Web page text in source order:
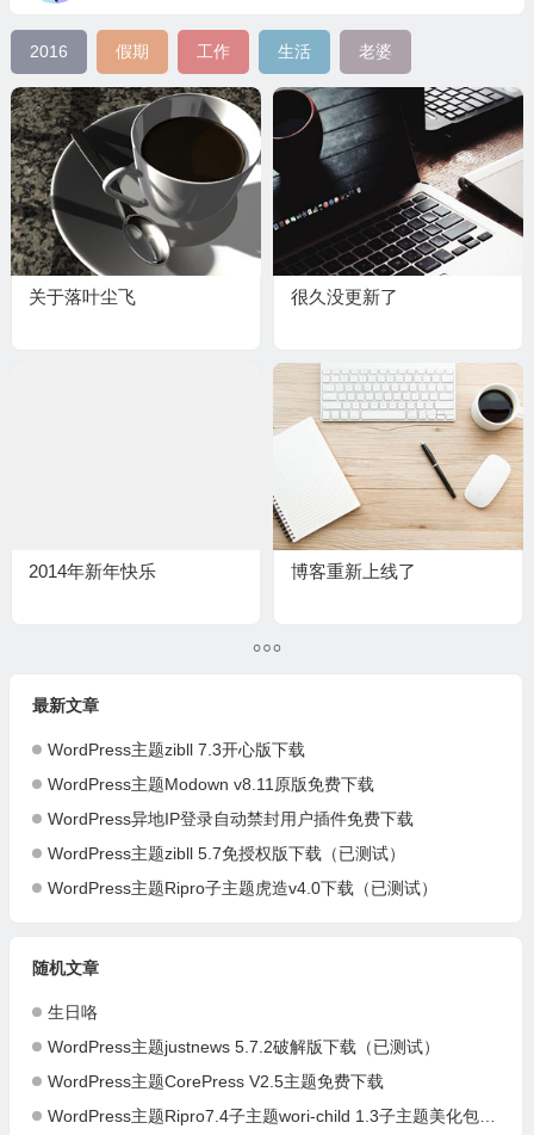
2016 假期 工作 生活 老婆
关于落叶尘飞 很久没更新了
2014年新年快乐 博客重新上线了
最新文章
WordPress主题zibll 7.3开心版下载
WordPress主题Modown v8.11原版免费下载
WordPress异地IP登录自动禁封用户插件免费下载
WordPress主题zibll 5.7免授权版下载（已测试）
WordPress主题Ripro子主题虎造v4.0下载（已测试）
随机文章
生日咯
WordPress主题justnews 5.7.2破解版下载（已测试）
WordPress主题CorePress V2.5主题免费下载
WordPress主题Ripro7.4子主题wori-child 1.3子主题美化包（兼容7.4）（已测试）